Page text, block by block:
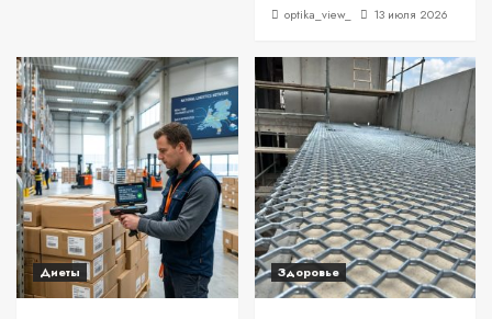
optika_view_ 13 июля 2026
Диеты Здоровье